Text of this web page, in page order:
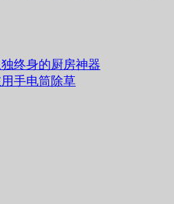
终身的厨房神器
手电筒除草